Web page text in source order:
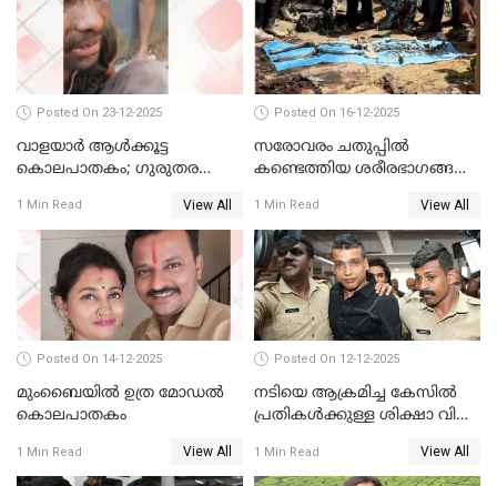
Posted On 23-12-2025
വാളയാർ ആൾക്കൂട്ട
കൊലപാതകം; ഗുരുതര
1 Min Read View All
Posted On 16-12-2025
സരോവരം ചതുപ്പിൽ
കണ്ടെത്തിയ ശരീരഭാഗങ്ങൾ
ഡി.എൻ.എ പരിശോധനയിൽ
സ്ഥിരീകരണം
1 Min Read View All
Posted On 14-12-2025
മുംബൈയില്‍ ഉത്ര മോഡല്‍
കൊലപാതകം
1 Min Read View All
Posted On 12-12-2025
നടിയെ ആക്രമിച്ച കേസില്‍
പ്രതികള്‍ക്കുള്ള ശിക്ഷാ വിധി
1 Min Read View All